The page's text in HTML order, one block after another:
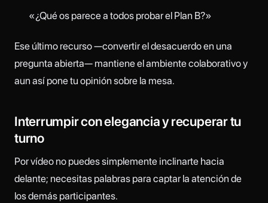
«¿Qué os parece a todos probar el Plan B?»
Ese último recurso —convertir el desacuerdo en una
pregunta abierta— mantiene el ambiente colaborativo y
aun así pone tu opinión sobre la mesa.
Interrumpir con elegancia y recuperar tu
turno
Por vídeo no puedes simplemente inclinarte hacia
delante; necesitas palabras para captar la atención de
los demás participantes.